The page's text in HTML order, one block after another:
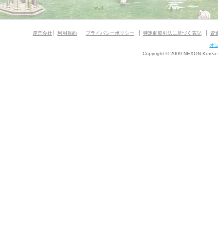
運営会社 利用規約 プライバシーポリシー 特定商取引法に基づく表記 資
オ
Copyright © 2009 NEXON Korea